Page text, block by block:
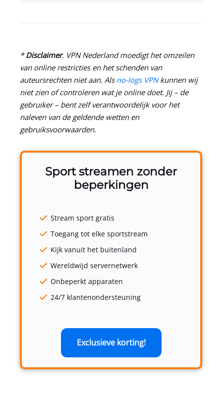
*Disclaimer. VPN Nederlandmoedigt het omzeilen
van online restricties en het schenden van
auteursrechten niet aan. Als no-logs VPNkunnen wij
niet zien of controleren wat je online doet. Jij – de
gebruiker – bent zelf verantwoordelijk voor het
naleven van de geldende wetten en
gebruiksvoorwaarden.
Sport streamen zonder
beperkingen
Stream sport gratis
Toegang tot elke sportstream
Kijk vanuit het buitenland
Wereldwijd servernetwerk
Onbeperkt apparaten
24/7 klantenondersteuning
Exclusieve korting!